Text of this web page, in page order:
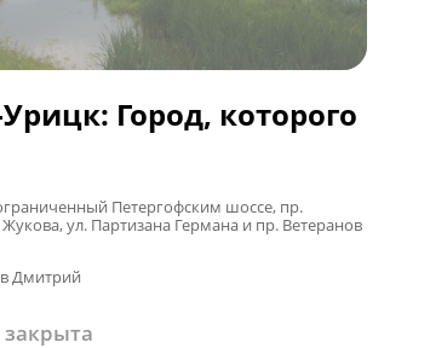
Город, которого
Петергофским шоссе, пр.
ул. Партизана Германа и пр. Ветеранов
Дмитрий